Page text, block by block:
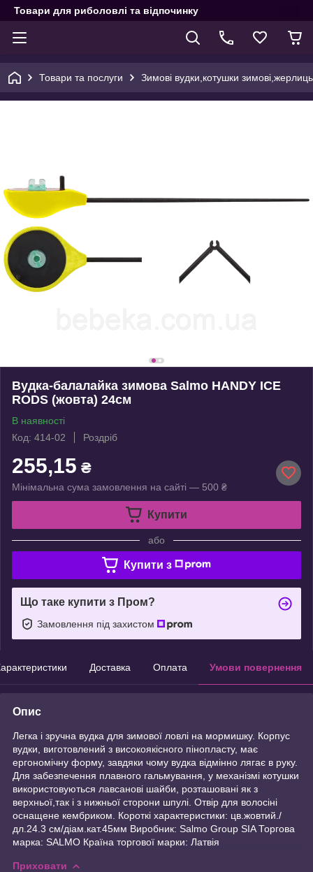
Товари для риболовлі та відпочинку
Товари та послуги Зимові вудки,котушки
Вудка-балалайка зимова Salmo HANDY ICE
RODS (жовта) 24см
В наявності
Код: 414-02
Роздріб
255,15 ₴
Мінімальна сума замовлення на сайті — 500 ₴
Купити
або
Купити з
Що таке купити з Пром?
Замовлення під захистом
Доставка Оплата Умови повернення
Опис
Легка і зручна вудка для зимової ловлі на мормишку. Корпус
вудки, виготовлений з високоякісного пінопласту, має
ергономічну форму, завдяки чому вудка відмінно лягає в руку.
Для забезпечення плавного гальмування, у механізмі котушки
використовуються лавсанові шайби, розташовані як з
верхньої,так і з нижньої сторони шпулі. Отвір для волосіні
оснащене кембриком. Короткі характеристики: цв.жовтий./
дл.24.3 см/діам.кат.45мм Виробник: Salmo Group SIA Торгова
марка: SALMO Країна торгової марки: Латвія
Приховати